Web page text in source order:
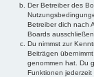
Der Betreiber des
Betreiber dich nach
Boards
Du nimmst zur
Beiträgen
genommen hat. Du
Funktionen jederzeit